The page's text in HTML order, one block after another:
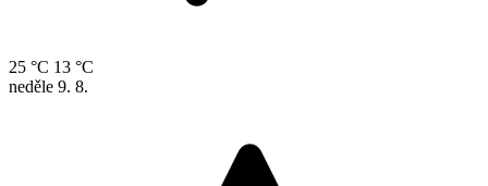
25 °C 13 °C
neděle 9. 8.